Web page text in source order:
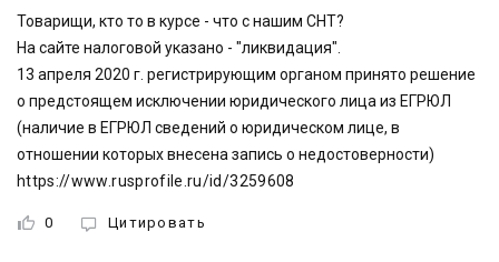
Товарищи, кто то в курсе - что с нашим СНТ?
На сайте налоговой указано - "ликвидация".
13 апреля 2020 г. регистрирующим органом принято решение
о предстоящем исключении юридического лица из ЕГРЮЛ
(наличие в ЕГРЮЛ сведений о юридическом лице, в
отношении которых внесена запись о недостоверности)
https://www.rusprofile.ru/id/3259608
0 Цитировать